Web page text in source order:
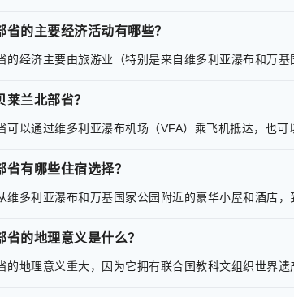
省的主要经济活动有哪些？
的经济主要由旅游业（特别是来自维多利亚瀑布和万基
兰北部省？
可以通过维多利亚瀑布机场（VFA）乘飞机抵达，也可
省有哪些住宿选择？
维多利亚瀑布和万基国家公园附近的豪华小屋和酒店，
省的地理意义是什么？
的地理意义重大，因为它拥有联合国教科文组织世界